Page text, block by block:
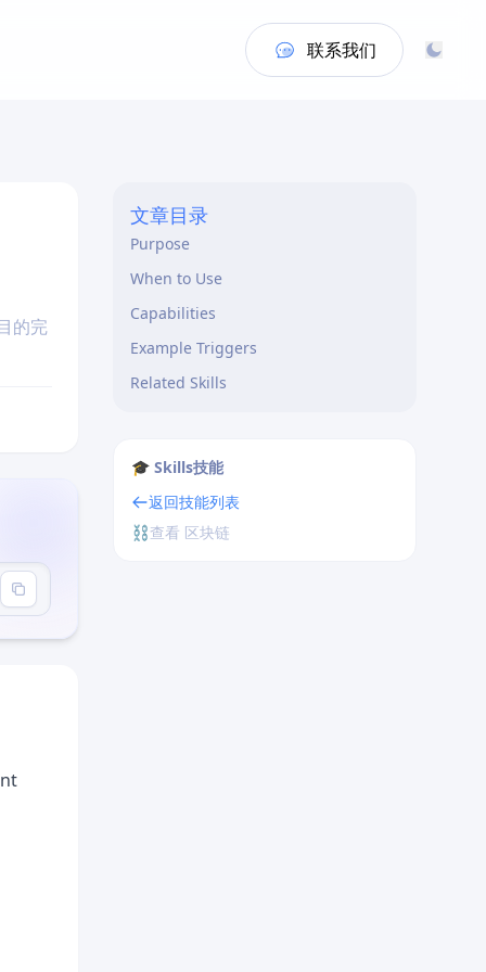
联系我们
的完
文章目录
Purpose
When to Use
Capabilities
Example Triggers
Related Skills
🎓 Skills技能
返回技能列表
⛓️查看 区块链